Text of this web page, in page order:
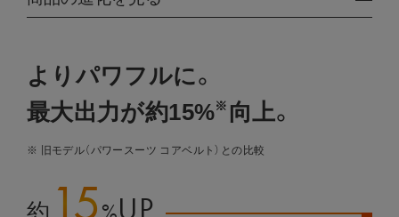
アプローチ部位 通電方法
Abs Fit 1
よりパワフルに。
最大出力が約15%※ 向上。
※ 旧モデル（パワースーツ コアベルト）との比較
約 15 UP